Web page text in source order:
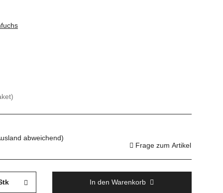
abweichend)
Frage zum Artikel
In den Warenkorb